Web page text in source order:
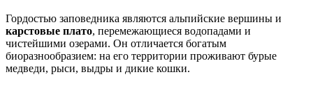
Гордостью заповедника являются альпийские вершины и
карстовые плато, перемежающиеся водопадами и
чистейшими озерами. Он отличается богатым
биоразнообразием: на его территории проживают бурые
медведи, рыси, выдры и дикие кошки.